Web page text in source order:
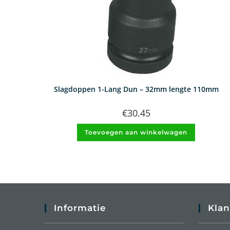
Slagdoppen 1-Lang Dun – 32mm lengte 110mm
€30.45
Toevoegen aan winkelwagen
Informatie